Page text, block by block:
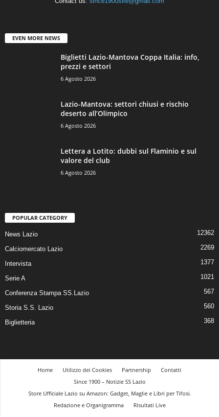
EVEN MORE NEWS
Biglietti Lazio-Mantova Coppa Italia: info,
prezzi e settori
6 Agosto 2026
Lazio-Mantova: settori chiusi e rischio
deserto all’Olimpico
6 Agosto 2026
Lettera a Lotito: dubbi sul Flaminio e sul
valore del club
6 Agosto 2026
POPULAR CATEGORY
News Lazio 12362
Calciomercato Lazio 2269
Intervista 1377
Serie A 1021
Conferenza Stampa SS.Lazio 567
Storia S.S. Lazio 560
Biglietteria 368
Home Utilizzo dei Cookies Partnership
Contatti
Since 1900 – Notizie SS Lazio
Store Ufficiale Lazio su Amazon: Gadget, Maglie e Libri per Tifosi.
Redazione e Organigramma
Risultati Live